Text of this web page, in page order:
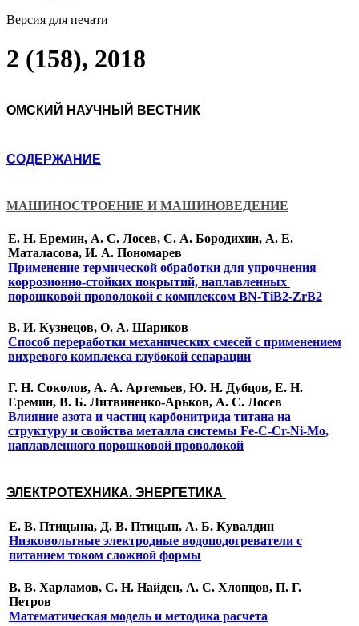
Версия для печати
2 (158), 2018
ОМСКИЙ НАУЧНЫЙ ВЕСТНИК
СОДЕРЖАНИЕ
МАШИНОСТРОЕНИЕ И МАШИНОВЕДЕНИЕ
Е. Н. Еремин, А. С. Лосев, С. А. Бородихин, А. Е.
Маталасова, И. А. Пономарев
Применение термической обработки для упрочнения
коррозионно-стойких покрытий, наплавленных
порошковой проволокой с комплексом BN-TiB2-ZrB2
В. И. Кузнецов, О. А. Шариков
Способ переработки механических смесей с применением
вихревого комплекса глубокой сепарации
Г. Н. Соколов, А. А. Артемьев, Ю. Н. Дубцов, Е. Н.
Еремин, В. Б. Литвиненко-Арьков, А. С. Лосев
Влияние азота и частиц карбонитрида титана на
структуру и свойства металла системы Fe-C-Cr-Ni-Mo,
наплавленного порошковой проволокой
ЭЛЕКТРОТЕХНИКА. ЭНЕРГЕТИКА
Е. В. Птицына, Д. В. Птицын, А. Б. Кувалдин
Низковольтные электродные водоподогреватели с
питанием током сложной формы
В. В. Харламов, С. Н. Найден, А. С. Хлопцов, П. Г.
Петров
Математическая модель и методика расчета